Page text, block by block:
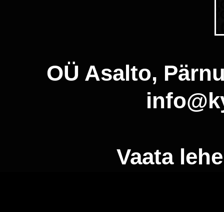
OÜ Asalto,
Vaata